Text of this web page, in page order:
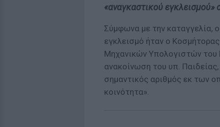
«αναγκαστικού εγκλεισμού»
Σύμφωνα με την καταγγελία,
εγκλεισμό ήταν ο
Μηχανικών Υπολογιστών του
ανακοίνωση του υπ.
σημαντικός αριθμός εκ των
κοινότητα».